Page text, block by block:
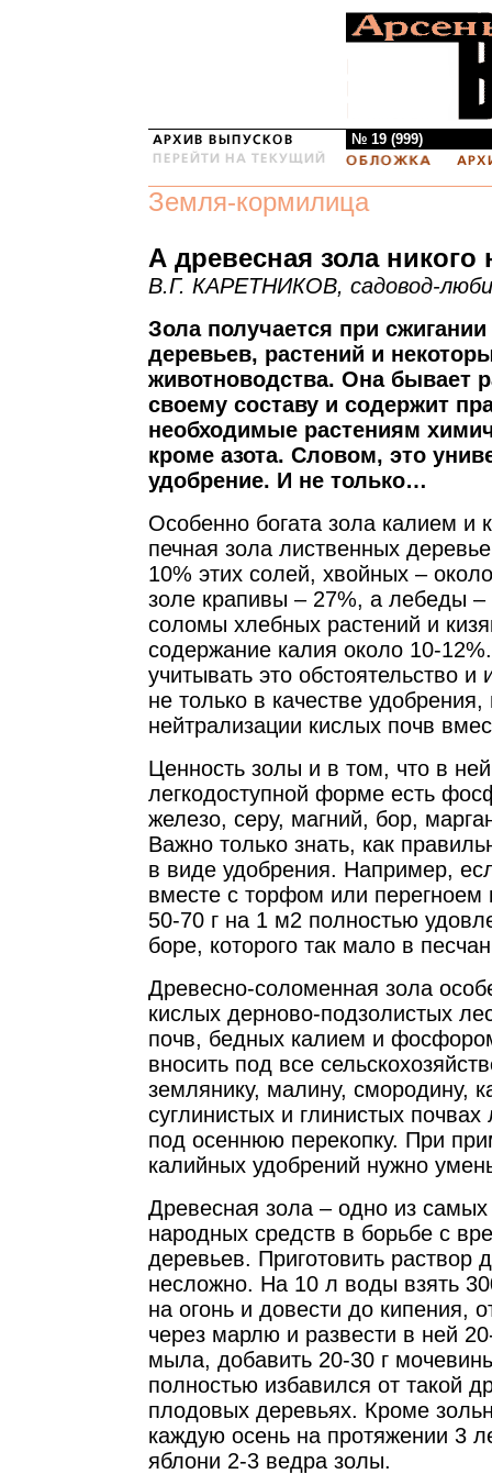
№ 19 (999)
Земля-кормилица
А древесная зола никого
В.Г. КАРЕТНИКОВ, садовод-
Зола получается при
деревьев, растений и
животноводства. Она бывает
своему составу и содержит
необходимые растениям
кроме азота. Словом, это
удобрение. И не только…
Особенно богата зола калием и
печная зола лиственных
10% этих солей, хвойных –
золе крапивы – 27%, а лебеды
соломы хлебных растений и
содержание калия около 10-
учитывать это обстоятельство и
не только в качестве
нейтрализации кислых почв
Ценность золы и в том, что в
легкодоступной форме есть
железо, серу, магний, бор,
Важно только знать, как
в виде удобрения. Например,
вместе с торфом или перегноем
50-70 г на 1 м2 полностью
боре, которого так мало в
Древесно-соломенная зола
кислых дерново-подзолистых
почв, бедных калием и
вносить под все
землянику, малину, смородину,
суглинистых и глинистых
под осеннюю перекопку. При
калийных удобрений нужно
Древесная зола – одно из
народных средств в борьбе с
деревьев. Приготовить раствор
несложно. На 10 л воды взять
на огонь и довести до кипения,
через марлю и развести в ней
мыла, добавить 20-30 г
полностью избавился от такой
плодовых деревьях. Кроме
каждую осень на протяжении 3
яблони 2-3 ведра золы.